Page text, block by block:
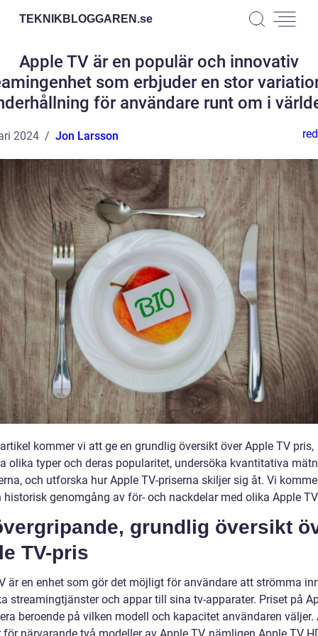
TEKNIKBLOGGAREN.se
Apple TV är en populär och innovativ
som erbjuder en stor
för användare runt om i
2024 Jon Larsson
kommer vi att ge en grundlig översikt över Apple TV pris,
olika typer och deras popularitet, undersöka kvantitativa
och utforska hur Apple TV-priserna skiljer sig åt. Vi
historisk genomgång av för- och nackdelar med olika Apple
grundlig översikt
TV-pris
är en enhet som gör det möjligt för användare att strömma
streamingtjänster och appar till sina tv-apparater. Priset på
beroende på vilken modell och kapacitet användaren väljer.